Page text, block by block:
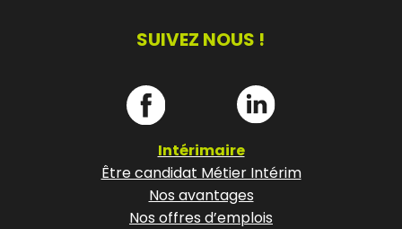
SUIVEZ NOUS !
Intérimaire
Être candidat Métier Intérim
Nos avantages
Nos offres d’emplois